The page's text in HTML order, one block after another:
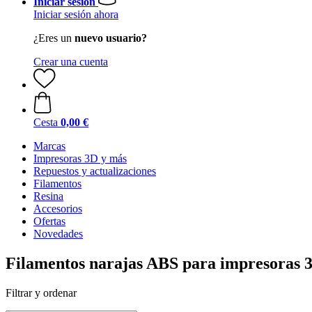
Iniciar sesión ahora
¿Eres un nuevo usuario?
Crear una cuenta
Cesta 0,00 €
Marcas
Impresoras 3D y más
Repuestos y actualizaciones
Filamentos
Resina
Accesorios
Ofertas
Novedades
Filamentos narajas ABS para impresoras
Filtrar y ordenar